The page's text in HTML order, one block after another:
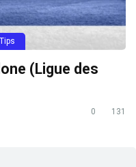
Tips
(Ligue des
0 131